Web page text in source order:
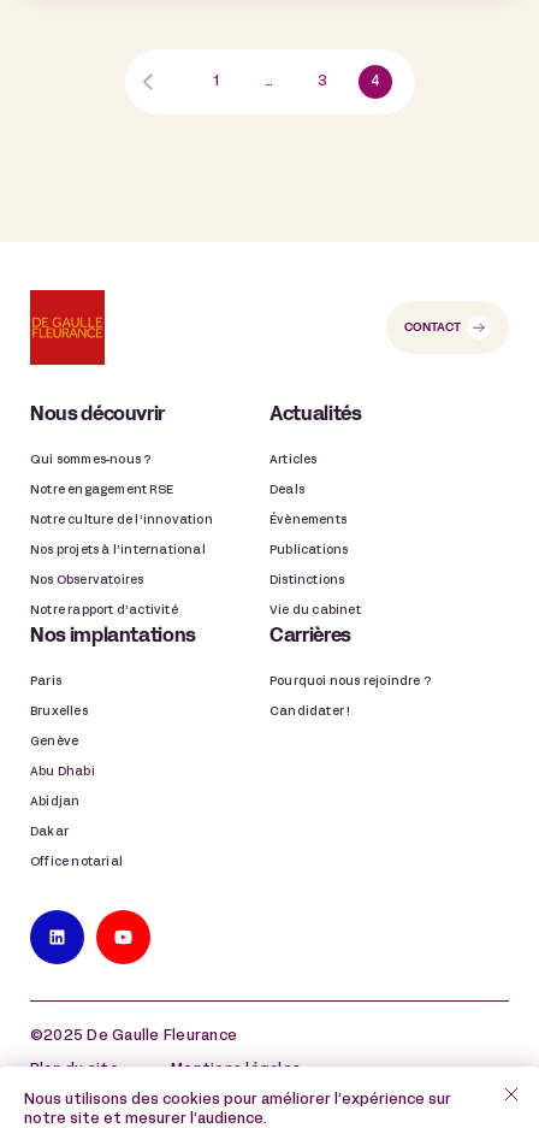
1 … 3 4
CONTACT
Nous découvrir
Qui sommes-nous ?
Notre engagement RSE
Notre culture de l’innovation
Nos projets à l’international
Nos Observatoires
Notre rapport d’activité
Actualités
Articles
Deals
Évènements
Publications
Distinctions
Vie du cabinet
Nos implantations
Paris
Bruxelles
Genève
Abu Dhabi
Abidjan
Dakar
Office notarial
Carrières
Pourquoi nous rejoindre ?
Candidater !
©2025 De Gaulle Fleurance
Plan du site Mentions légales
Politique de protection des données à caractère
personnel
Nous utilisons des cookies pour améliorer l’expérience sur
notre site et mesurer l’audience.